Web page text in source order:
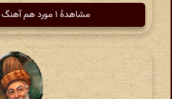
مشاهدهٔ ۱ مورد هم آهنگ دیگر از کلیم